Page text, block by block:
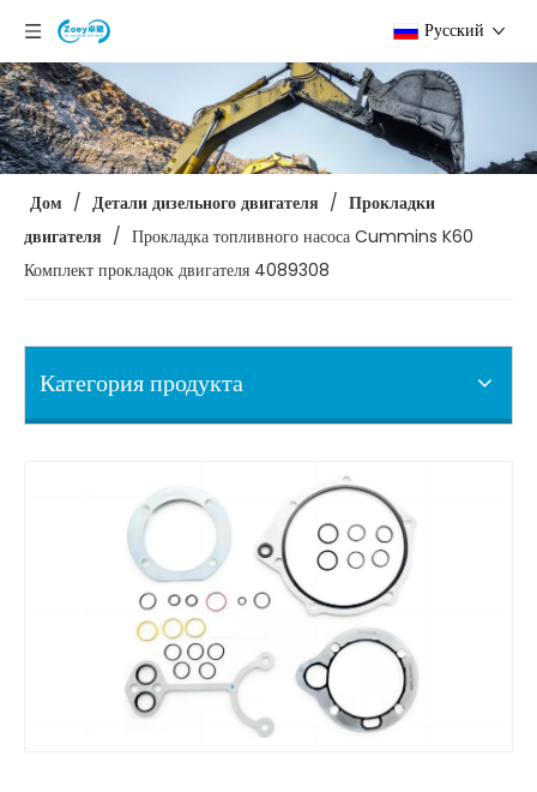
Pусский
Дом / Детали дизельного двигателя / Прокладки
двигателя / Прокладка топливного насоса Cummins K60
Комплект прокладок двигателя 4089308
Категория продукта